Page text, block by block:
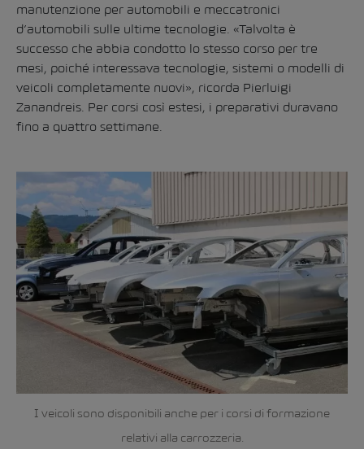
manutenzione per automobili e meccatronici
d’automobili sulle ultime tecnologie. «Talvolta è
successo che abbia condotto lo stesso corso per tre
mesi, poiché interessava tecnologie, sistemi o modelli di
veicoli completamente nuovi», ricorda Pierluigi
Zanandreis. Per corsi così estesi, i preparativi duravano
fino a quattro settimane.
I veicoli sono disponibili anche per i corsi di formazione
relativi alla carrozzeria.